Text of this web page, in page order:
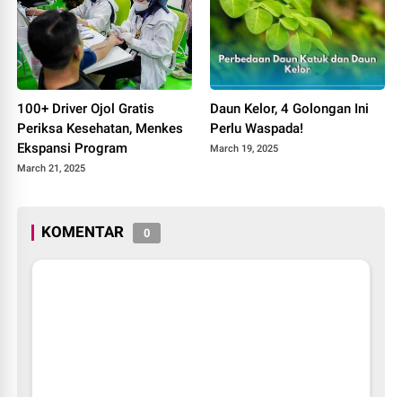
100+ Driver Ojol Gratis
Periksa Kesehatan, Menkes
Ekspansi Program
March 21, 2025
Daun Kelor, 4 Golongan Ini
Perlu Waspada!
March 19, 2025
KOMENTAR 0